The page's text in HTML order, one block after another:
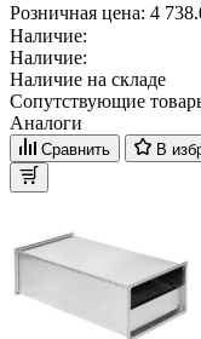
Розничная цена: 4
Наличие:
Наличие:
Наличие на складе
Сопутствующие
Аналоги
Сравнить В